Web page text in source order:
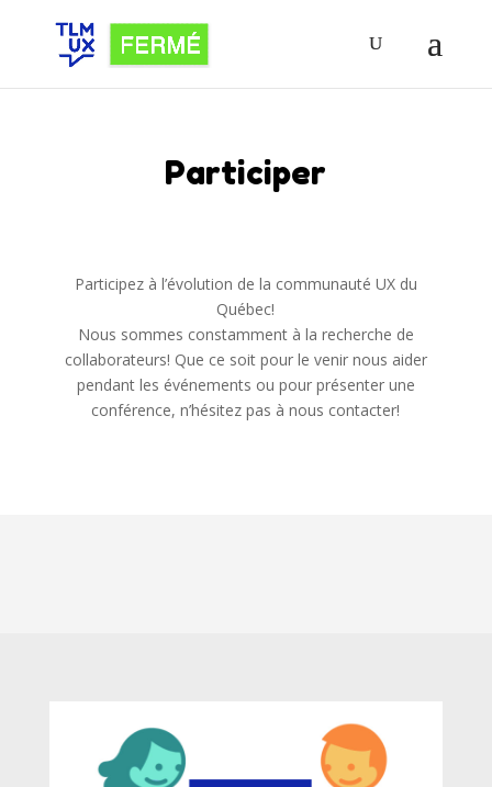
Participer
Participez à l’évolution de la communauté UX du
Québec!
Nous sommes constamment à la recherche de
collaborateurs! Que ce soit pour le venir nous aider
pendant les événements ou pour présenter une
conférence, n’hésitez pas à nous contacter!